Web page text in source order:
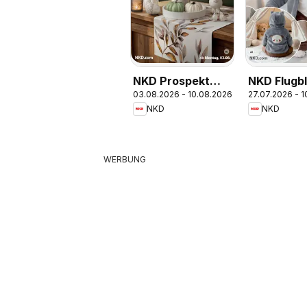
NKD Prospekt
aktuell
03.08.2026 - 10.08.2026
NKD
NKD
27.07.2026 -
NKD
WERBUNG